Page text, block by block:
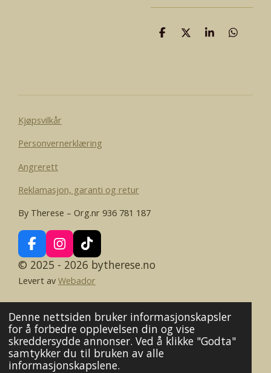
Denne nettsiden bruker informasjonskapsler
for å forbedre opplevelsen din og vise
skreddersydde annonser. Ved å klikke "Godta"
samtykker du til bruken av alle
informasjonskapslene.
D
D
D
D
Kjøpsvilkår
Personvernerklæring
Angrerett
Reklamasjon, garanti og retur
By Therese – Org.nr 936 781 187
F
a
c
e
o
k
I
n
t
g
r
a
m
T
i
k
T
© 2025 - 2026 bytherese.no
Levert av Webador